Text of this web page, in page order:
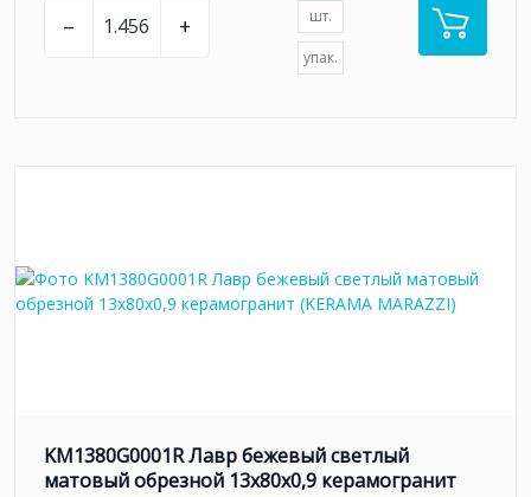
– + шт.
упак.
KM1380G0001R Лавр бежевый светлый
матовый обрезной 13x80x0,9 керамогранит